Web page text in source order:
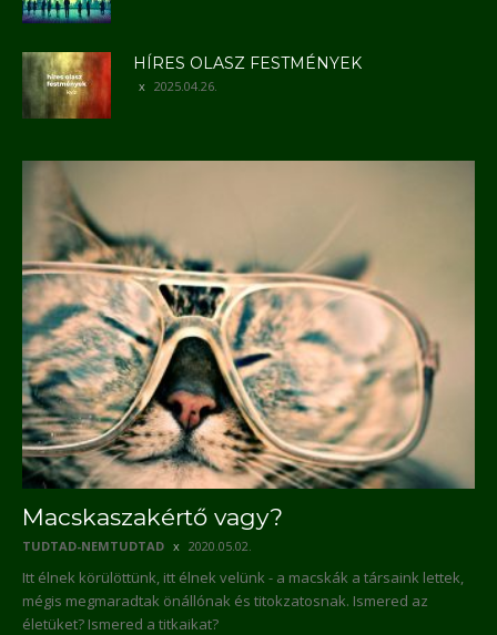
HÍRES OLASZ FESTMÉNYEK
2025.04.26.
Macskaszakértő vagy?
TUDTAD-NEMTUDTAD 2020.05.02.
Itt élnek körülöttünk, itt élnek velünk - a macskák a társaink lettek,
mégis megmaradtak önállónak és titokzatosnak. Ismered az
életüket? Ismered a titkaikat?